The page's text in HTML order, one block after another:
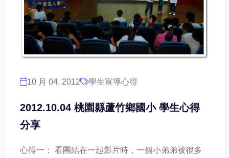
10 月 04, 2012 學生宣導心得
2012.10.04 桃園縣蘆竹鄉國小 學生心得
分享
心得一： 看團結在一起影片時，一個小弟弟被很多